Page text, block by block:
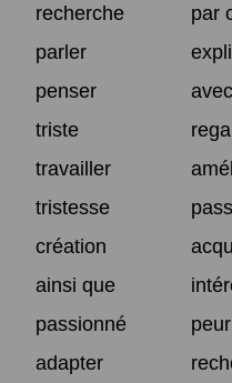
recherche
par
parler
penser
avec
triste
travailler
tristesse
création
ainsi que
passionné
peur
adapter